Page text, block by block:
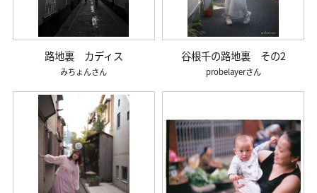
路地裏 カディス
みちょん
谷根千の路地裏 その2
probelayer